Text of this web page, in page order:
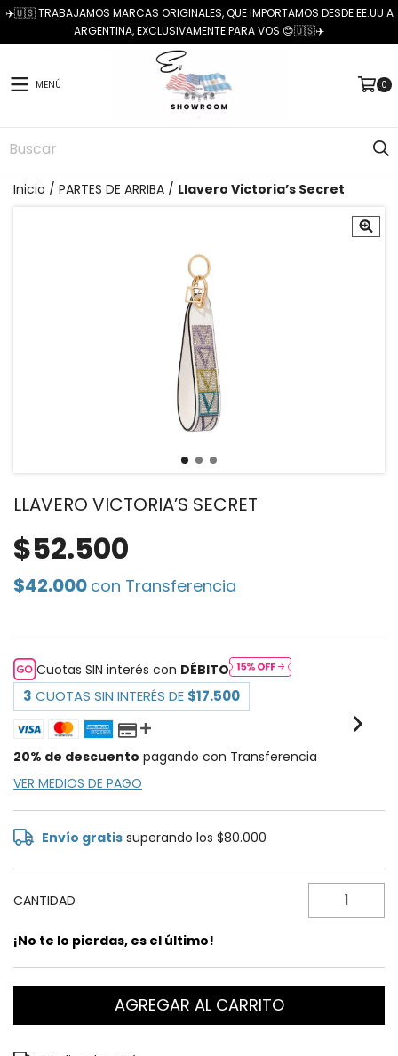
✈️🇺🇸 TRABAJAMOS MARCAS ORIGINALES, QUE IMPORTAMOS DESDE EE.UU A
ARGENTINA, EXCLUSIVAMENTE PARA VOS 😊🇺🇸✈️
MENÚ 0
Inicio / PARTES DE ARRIBA / Llavero Victoria’s Secret
LLAVERO VICTORIA’S SECRET
$52.500
$42.000 con Transferencia
Cuotas SIN interés con DÉBITO
3 CUOTAS SIN INTERÉS DE $17.500
20% de descuento pagando con Transferencia
VER MEDIOS DE PAGO
Envío gratis superando los$80.000
CANTIDAD
¡No te lo pierdas, es el último!